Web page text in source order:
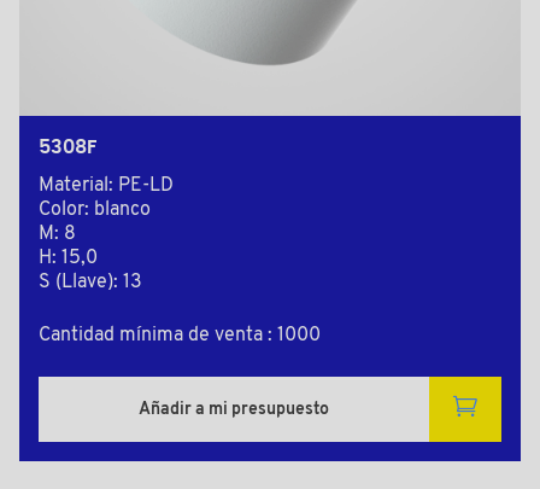
5308F
Material: PE-LD
Color: blanco
M: 8
H: 15,0
S (Llave): 13
Cantidad mínima de venta : 1000
Añadir a mi presupuesto